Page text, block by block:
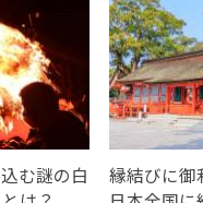
む謎の白
縁結びに御